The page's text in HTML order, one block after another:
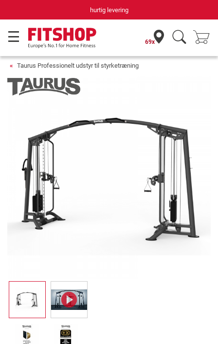
69x
Taurus Professionelt udstyr til styrketræning